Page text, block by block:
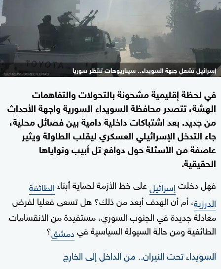
إسرائيل تشعل جبهة السويداء.. سيناريوهات تنتظر سوريا
في لحظة إقليمية مشحونة بالتحولات والتفاهمات
الهشة، تتصدر محافظة السويداء السورية واجهة الأحداث
من جديد. بعد اشتباكات داخلية دامية بين فصائل محلية،
جاء التدخل الإسرائيلي العسكري ليقلب الطاولة ويثير
عاصفة من الأسئلة حول دوافع تل أبيب ونواياها
الحقيقية.
فهل دخلتإسرائيلعلى خط الأزمة لحماية أبناءالطائفة
الدرزية، أم أن الهدف أبعد من ذلك؟ هل تسعى فعليا لفرض
معادلة جديدة في الجنوب السوري، مستفيدة من الانقسامات
الطائفية ومن حالة السيولة السياسية فيدمشق؟
السويداء تحت النيران.. من الداخل إلى الخارج